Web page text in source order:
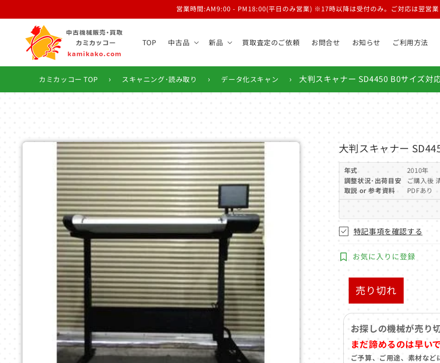
進む
営業時間:AM9:00 - PM18:00(平日のみ営業) ※17時以降は受付のみ。ご対応は翌営
TOP 中古品 新品 買取査定のご依頼 お問合せ お知らせ ご利用方法
カミカッコー TOP › スキャニング･読み取り › データ化スキャン › 大判スキャナー SD4450 B0サイズ対
商品情
報にス
キップ
大判スキャナー
年式
2010年
調整状況･出荷目安
ご購入後
取説 or 参考資料
PDFあり
特記事項を確認する
お気に入りに登録
売り切れ
お探しの機械が売り
まだ諦めるのは早い
ご予算、ご用途、素材な